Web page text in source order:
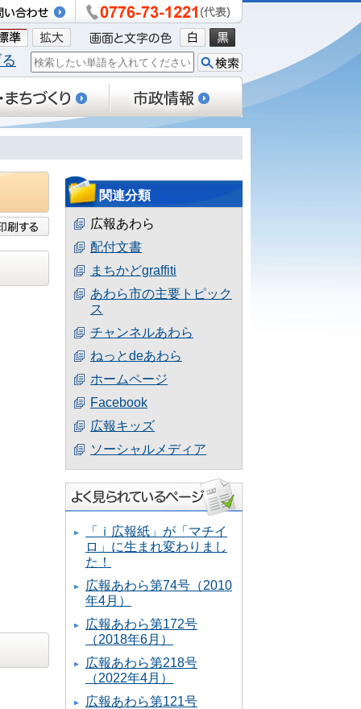
関連分類
広報あわら
配付文書
まちかどgraffiti
あわら市の主要トピック
ス
チャンネルあわら
ねっとdeあわら
ホームページ
Facebook
広報キッズ
ソーシャルメディア
「ｉ広報紙」が「マチイ
ロ」に生まれ変わりまし
た！
広報あわら第74号（2010
年4月）
広報あわら第172号
（2018年6月）
広報あわら第218号
（2022年4月）
広報あわら第121号